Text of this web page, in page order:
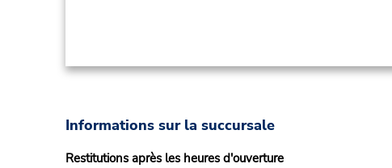
Informations sur la succursale
Restitutions après les heures d'ouverture